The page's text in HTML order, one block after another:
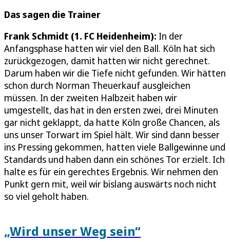
Das sagen die Trainer
Frank Schmidt (1. FC Heidenheim): In der
Anfangsphase hatten wir viel den Ball. Köln hat sich
zurückgezogen, damit hatten wir nicht gerechnet.
Darum haben wir die Tiefe nicht gefunden. Wir hätten
schon durch Norman Theuerkauf ausgleichen
müssen. In der zweiten Halbzeit haben wir
umgestellt, das hat in den ersten zwei, drei Minuten
gar nicht geklappt, da hatte Köln große Chancen, als
uns unser Torwart im Spiel hält. Wir sind dann besser
ins Pressing gekommen, hatten viele Ballgewinne und
Standards und haben dann ein schönes Tor erzielt. Ich
halte es für ein gerechtes Ergebnis. Wir nehmen den
Punkt gern mit, weil wir bislang auswärts noch nicht
so viel geholt haben.
„Wird unser Weg sein“